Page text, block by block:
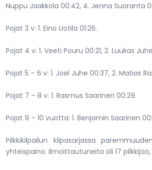
Nuppu Jaakkola 00:42, 4. Jenna Suoranta
Pojat 3 v: 1. Eino Uotila 01:26.
Pojat 4 v: 1. Veeti Pouru 00:21, 2. Luukas
Pojat 5 – 6 v: 1. Joel Juhe 00:37, 2. Matias
Pojat 7 – 8 v: 1. Rasmus Saarinen 00:29.
Pojat 9 – 10 vuotta: 1. Benjamin Saarinen
Pilkkikilpailun kilpasarjassa
yhteispaino. Ilmoittautuneita oli 17